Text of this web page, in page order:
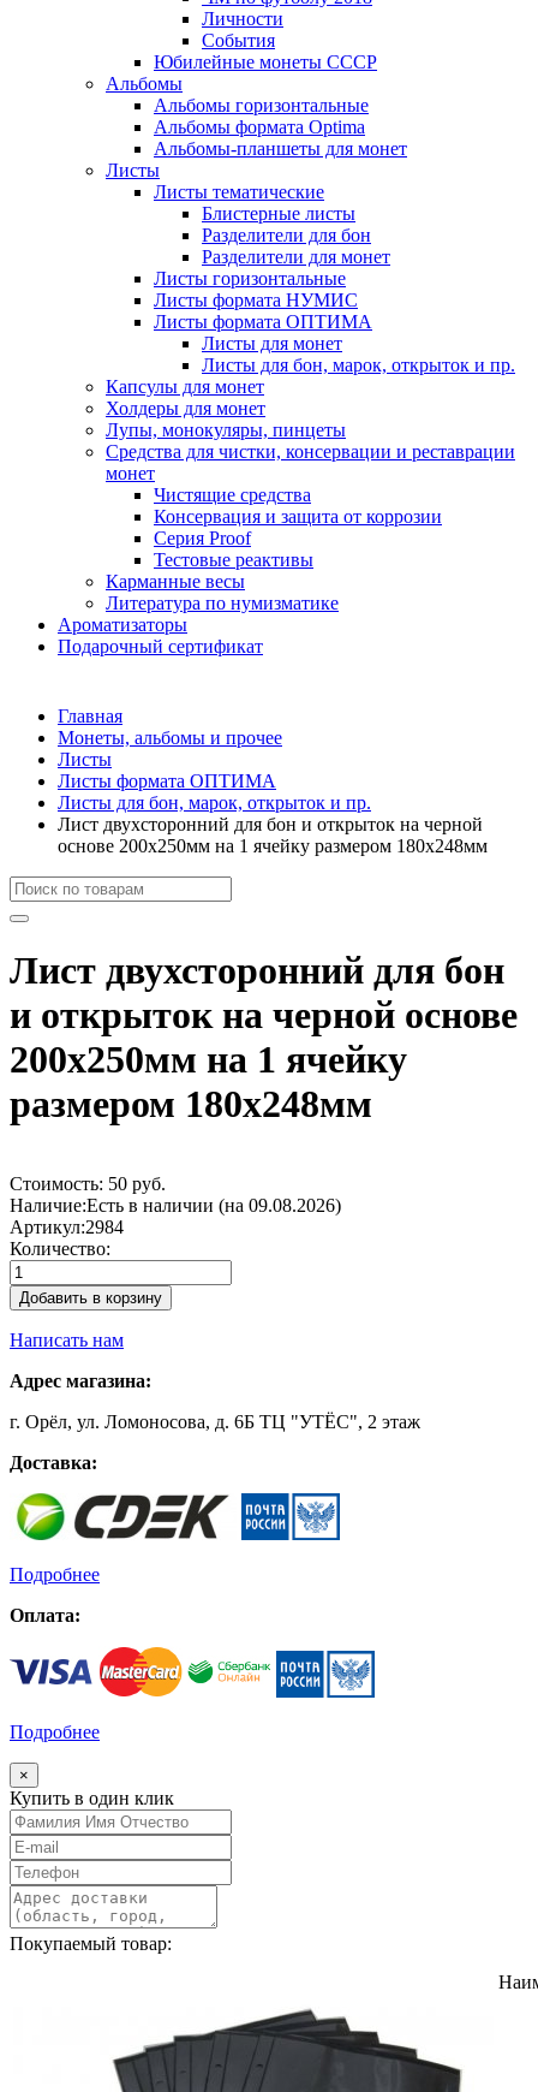
Личности
События
Юбилейные монеты СССР
Альбомы
Альбомы горизонтальные
Альбомы формата Optima
Альбомы-планшеты для монет
Листы
Листы тематические
Блистерные листы
Разделители для бон
Разделители для монет
Листы горизонтальные
Листы формата НУМИС
Листы формата ОПТИМА
Листы для монет
Листы для бон, марок, открыток и пр.
Капсулы для монет
Холдеры для монет
Лупы, монокуляры, пинцеты
Средства для чистки, консервации и реставрации
монет
Чистящие средства
Консервация и защита от коррозии
Серия Proof
Тестовые реактивы
Карманные весы
Литература по нумизматике
Ароматизаторы
Подарочный сертификат
Главная
Монеты, альбомы и прочее
Листы
Листы формата ОПТИМА
Листы для бон, марок, открыток и пр.
Лист двухсторонний для бон и открыток на черной
основе 200х250мм на 1 ячейку размером 180х248мм
Лист двухсторонний для бон
и открыток на черной основе
200х250мм на 1 ячейку
размером 180х248мм
Стоимость: 50 руб.
Наличие:Есть в наличии (на 09.08.2026)
Артикул:2984
Количество:
Добавить в корзину
Написать нам
Адрес магазина:
г. Орёл, ул. Ломоносова, д. 6Б ТЦ "УТЁС", 2 этаж
Доставка:
Подробнее
Оплата:
Подробнее
×
Купить в один клик
Покупаемый товар: